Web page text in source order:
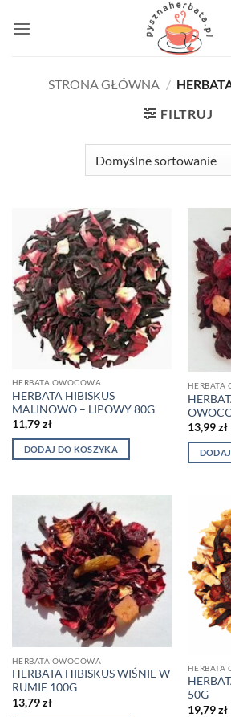
STRONA GŁÓWNA /
FILTRUJ
HERBATA OWOCOWA
HERBATA HIBISKUS
MALINOWO – LIPOWY 80G
11,79zł
DODAJ DO KOSZYKA
HERBATA
13,99zł
HERBATA OWOCOWA
HERBATA HIBISKUS WIŚNIE W
RUMIE 100G
13,79zł
HERBATA
50G
19,79zł